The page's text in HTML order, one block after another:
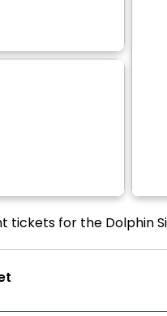
tickets for the Dolphin